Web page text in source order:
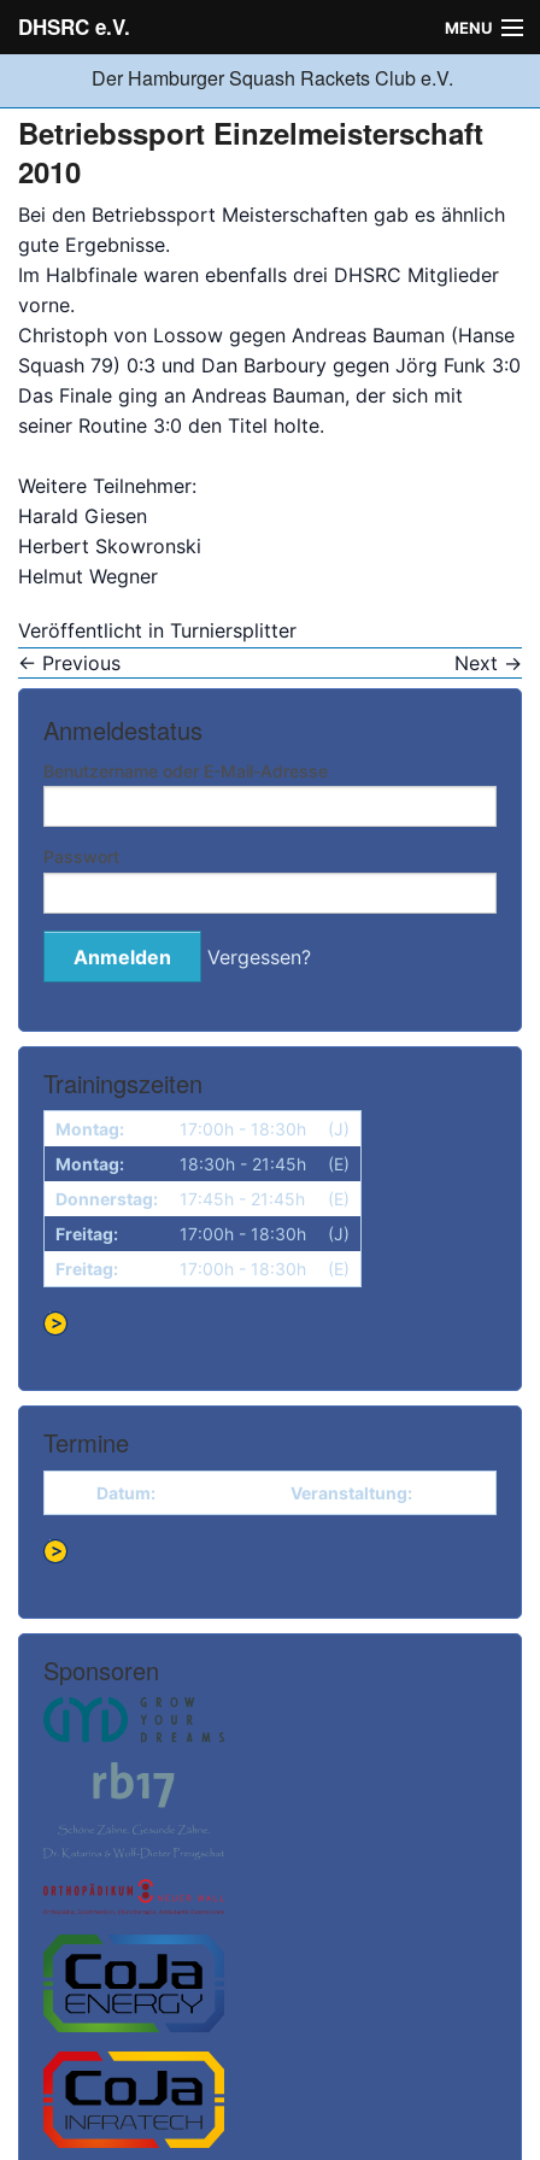
DHSRC e.V. MENU
Verein
Ligabetrieb
Turniere
Der Hamburger Squash Rackets Club e.V.
Betriebssport Einzelmeisterschaft
2010
Bei den Betriebssport Meisterschaften gab es ähnlich
gute Ergebnisse.
Im Halbfinale waren ebenfalls drei DHSRC Mitglieder
vorne.
Christoph von Lossow gegen Andreas Bauman (Hanse
Squash 79) 0:3 und Dan Barboury gegen Jörg Funk 3:0
Das Finale ging an Andreas Bauman, der sich mit
seiner Routine 3:0 den Titel holte.
Weitere Teilnehmer:
Harald Giesen
Herbert Skowronski
Helmut Wegner
Veröffentlicht in Turniersplitter
← Previous Next →
Anmeldestatus
Benutzername oder E-Mail-Adresse
Passwort
Vergessen?
Trainingszeiten
Montag: 17:00h - 18:30h
(J)
Montag:
18:30h - 21:45h
(E)
Donnerstag:
17:45h - 21:45h
(E)
Freitag:
17:00h - 18:30h
(J)
Freitag:
17:00h - 18:30h (E)
Termine
Datum: Veranstaltung:
Sponsoren